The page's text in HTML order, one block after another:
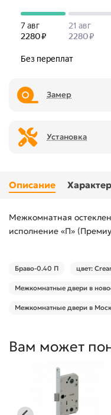
Замер
Установка
Описание
Межкомнатная
исполнение «П»
Браво-0.40 П цвет:
Межкомнатные двери в
Межкомнатные двери в
Вам может